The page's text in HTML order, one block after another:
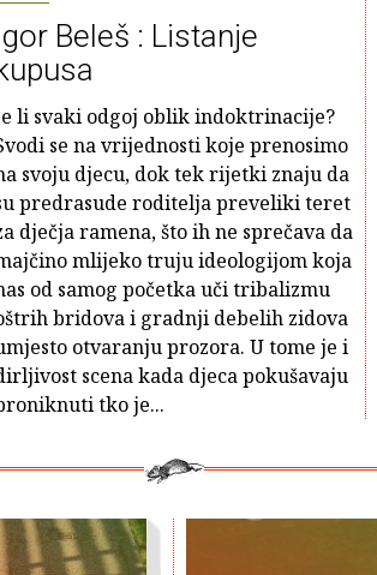
Beleš : Listanje
li svaki odgoj oblik indoktrinacije?
se na vrijednosti koje prenosimo
svoju djecu, dok tek rijetki znaju da
predrasude roditelja preveliki teret
dječja ramena, što ih ne sprečava da
mlijeko truju ideologijom koja
od samog početka uči tribalizmu
bridova i gradnji debelih zidova
otvaranju prozora. U tome je i
scena kada djeca pokušavaju
tko je...